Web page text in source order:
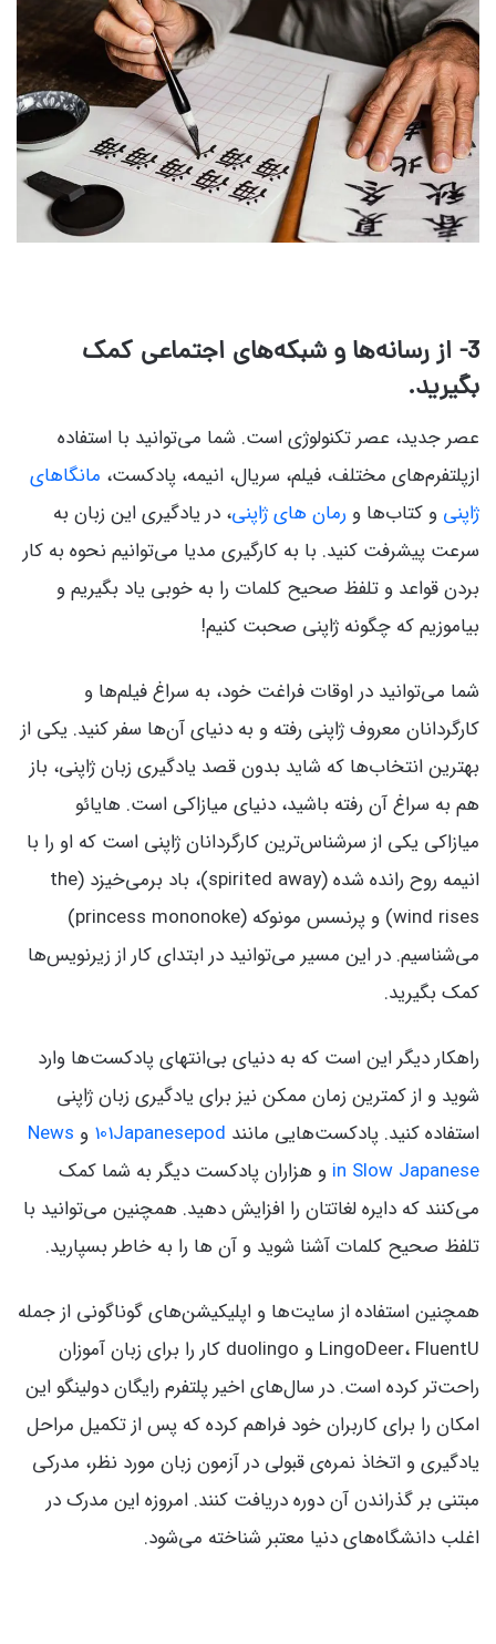
3- از رسانه‌ها و شبکه‌های اجتماعی کمک
بگیرید.
عصر جدید، عصر تکنولوژی است. شما می‌توانید با استفاده
ازپلتفرم‌های مختلف، فیلم، سریال، انیمه، پادکست، مانگاهای
ژاپنی و کتاب‌ها و رمان های ژاپنی، در یادگیری این زبان به
سرعت پیشرفت کنید. با به کارگیری مدیا می‌توانیم نحوه به کار
بردن قواعد و تلفظ صحیح کلمات را به خوبی یاد بگیریم و
بیاموزیم که چگونه ژاپنی صحبت کنیم!
شما می‌توانید در اوقات فراغت خود، به سراغ فیلم‌ها و
کارگردانان معروف ژاپنی رفته و به دنیای آن‌ها سفر کنید. یکی از
بهترین انتخاب‌ها که شاید بدون قصد یادگیری زبان ژاپنی، باز
هم به سراغ آن رفته باشید، دنیای میازاکی است. هایائو
میازاکی یکی از سرشناس‌ترین کارگردانان ژاپنی است که او را با
انیمه روح رانده شده (spirited away)، باد برمی‌خیزد (the
wind rises) و پرنسس مونوکه (princess mononoke)
می‌شناسیم. در این مسیر می‌توانید در ابتدای کار از زیرنویس‌ها
کمک بگیرید.
راهکار دیگر این است که به دنیای بی‌انتهای پادکست‌ها وارد
شوید و از کمترین زمان ممکن نیز برای یادگیری زبان ژاپنی
استفاده کنید. پادکست‌هایی مانند 101Japanesepod و News
in Slow Japanese و هزاران پادکست دیگر به شما کمک
می‌کنند که دایره لغاتتان را افزایش دهید. همچنین می‌توانید با
تلفظ صحیح کلمات آشنا شوید و آن ها را به خاطر بسپارید.
همچنین استفاده از سایت‌ها و اپلیکیشن‌های گوناگونی از جمله
LingoDeer، FluentU و duolingo کار را برای زبان آموزان
راحت‌تر کرده است. در سال‌های اخیر پلتفرم رایگان دولینگو این
امکان را برای کاربران خود فراهم کرده که پس از تکمیل مراحل
یادگیری و اتخاذ نمره‌ی قبولی در آزمون زبان مورد نظر، مدرکی
مبتنی بر گذراندن آن دوره دریافت کنند. امروزه این مدرک در
اغلب دانشگاه‌های دنیا معتبر شناخته می‌شود.